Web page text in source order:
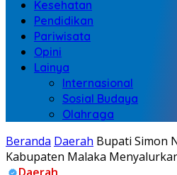
Kesehatan
Pendidikan
Pariwisata
Opini
Lainya
Internasional
Sosial Budaya
Olahraga
Beranda Daerah Bupati Simon
Kabupaten Malaka